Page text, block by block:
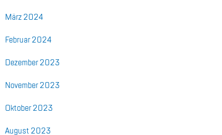
März 2024
Fe­bru­ar 2024
De­zem­ber 2023
No­vem­ber 2023
Ok­to­ber 2023
Au­gust 2023